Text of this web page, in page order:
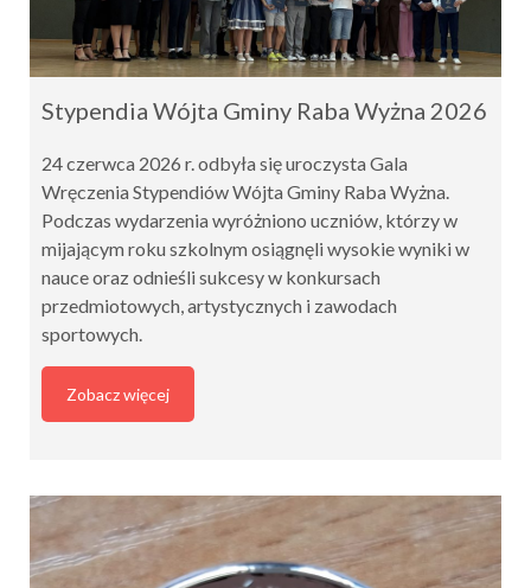
Stypendia Wójta Gminy Raba Wyżna 2026
24 czerwca 2026 r. odbyła się uroczysta Gala
Wręczenia Stypendiów Wójta Gminy Raba Wyżna.
Podczas wydarzenia wyróżniono uczniów, którzy w
mijającym roku szkolnym osiągnęli wysokie wyniki w
nauce oraz odnieśli sukcesy w konkursach
przedmiotowych, artystycznych i zawodach
sportowych.
Zobacz więcej